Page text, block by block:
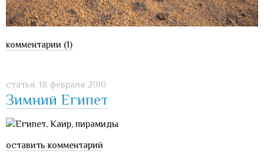
комментарии (1)
статья, 18 февраля 2010
Зимний Египет
оставить комментарий